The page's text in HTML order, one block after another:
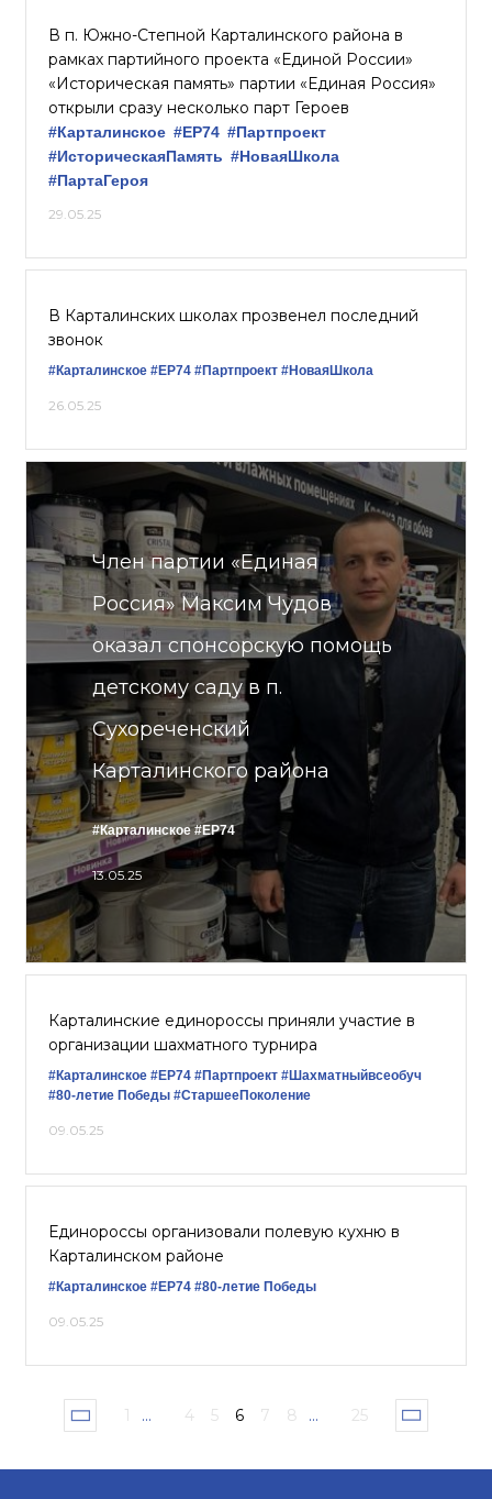
В п. Южно-Степной Карталинского района в
рамках партийного проекта «Единой России»
«Историческая память» партии «Единая Россия»
открыли сразу несколько парт Героев
#Карталинское #ЕР74 #Партпроект
#ИсторическаяПамять #НоваяШкола
#ПартаГероя
29.05.25
В Карталинских школах прозвенел последний
звонок
#Карталинское #ЕР74 #Партпроект #НоваяШкола
26.05.25
Член партии «Единая
Россия» Максим Чудов
оказал спонсорскую помощь
детскому саду в п.
Сухореченский
Карталинского района
#Карталинское #ЕР74
13.05.25
Карталинские единороссы приняли участие в
организации шахматного турнира
#Карталинское #ЕР74 #Партпроект #Шахматныйвсеобуч
#80-летие Победы #СтаршееПоколение
09.05.25
Единороссы организовали полевую кухню в
Карталинском районе
#Карталинское #ЕР74 #80-летие Победы
09.05.25
1 ... 4 5 6 7 8 ... 25